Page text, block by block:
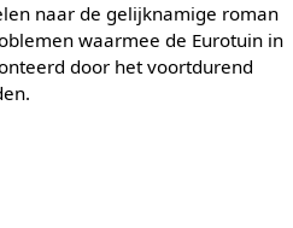
naar de gelijknamige roman
waarmee de Eurotuin in
door het voortdurend